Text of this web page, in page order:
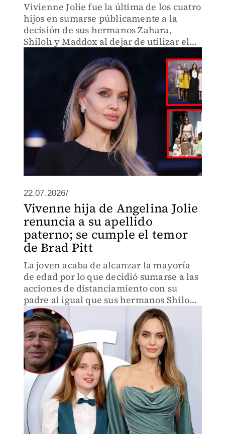
Vivienne Jolie fue la última de los cuatro
hijos en sumarse públicamente a la
decisión de sus hermanos Zahara,
Shiloh y Maddox al dejar de utilizar el
apellido Pitt y solicitar la eliminación
del apellido paterno legalmente luego
de que cumpliera la
22.07.2026/
Vivenne hija de Angelina Jolie
renuncia a su apellido
paterno; se cumple el temor
de Brad Pitt
La joven acaba de alcanzar la mayoría
de edad por lo que decidió sumarse a las
acciones de distanciamiento con su
padre al igual que sus hermanos Shiloh,
Zahara y Maddox.